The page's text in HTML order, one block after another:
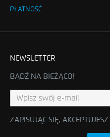
PŁATNOŚĆ
NEWSLETTER
BĄDŹ NA BIEŻĄCO!
ZAPISUJĄC SIĘ, AKCEPTUJESZ